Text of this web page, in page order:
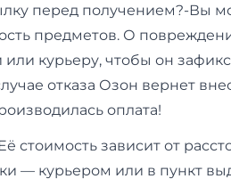
перед получением?-Вы
предметов. О
или курьеру, чтобы он
отказа Озон вернет
оплата!
стоимость зависит от
— курьером или в пункт